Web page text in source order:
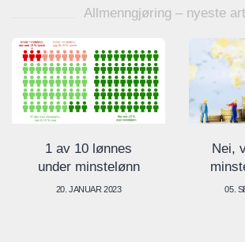
Allmenngjøring – nyeste
1 av 10 lønnes
under minstelønn
20. JANUAR 2023
Nei,
05.